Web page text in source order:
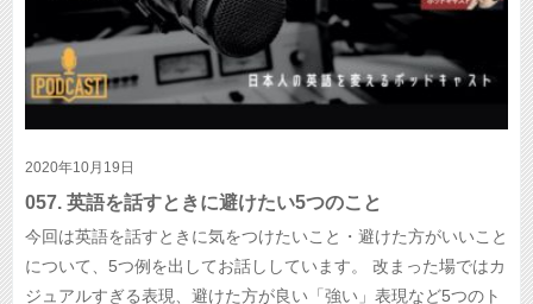
2020年10月19日
057. 英語を話すときに避けたい5つのこと
今回は英語を話すときに気をつけたいこと・避けた方がいいこと
について、5つ例を出してお話ししています。 改まった場ではカ
ジュアルすぎる表現、避けた方が良い「強い」表現など5つのト